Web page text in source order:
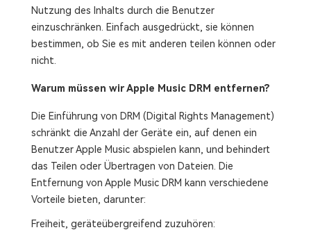
Nutzung des Inhalts durch die Benutzer
einzuschränken. Einfach ausgedrückt, sie können
bestimmen, ob Sie es mit anderen teilen können oder
nicht.
Warum müssen wir Apple Music DRM entfernen?
Die Einführung von DRM (Digital Rights Management)
schränkt die Anzahl der Geräte ein, auf denen ein
Benutzer Apple Music abspielen kann, und behindert
das Teilen oder Übertragen von Dateien. Die
Entfernung von Apple Music DRM kann verschiedene
Vorteile bieten, darunter:
Freiheit, geräteübergreifend zuzuhören: